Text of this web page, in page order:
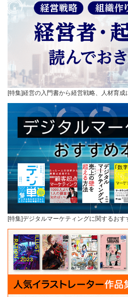
[特集]経営の入門書から経営戦略、人材育
[特集]デジタルマーケティングに関するおす